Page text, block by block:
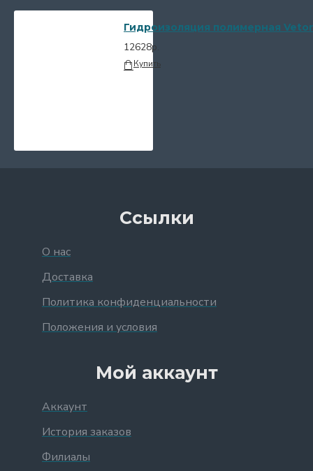
Гидроизоляция полимерная
12628р.
Купить
Ссылки
О нас
Доставка
Политика конфиденциальности
Положения и условия
Мой аккаунт
Аккаунт
История заказов
Филиалы